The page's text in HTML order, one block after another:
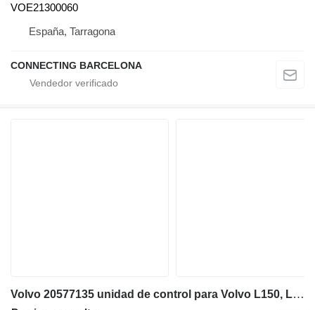
VOE21300060
España, Tarragona
CONNECTING BARCELONA
Volvo 20577135 unidad de control para Volvo L150, L120, L180, L220 cargadora de ruedas